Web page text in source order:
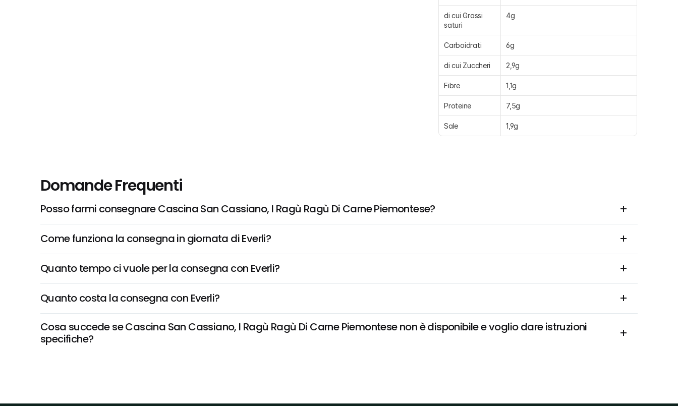
di cui Grassi
saturi
4g
Carboidrati 6g
di cui Zuccheri 2,9g
Fibre 1,1g
Proteine 7,5g
Sale 1,9g
Domande Frequenti
Posso farmi consegnare Cascina San Cassiano, I Ragù Ragù Di Carne Piemontese?
Come funziona la consegna in giornata di Everli?
Quanto tempo ci vuole per la consegna con Everli?
Quanto costa la consegna con Everli?
Cosa succede se Cascina San Cassiano, I Ragù Ragù Di Carne Piemontese non è disponibile e voglio dare istruzioni
specifiche?